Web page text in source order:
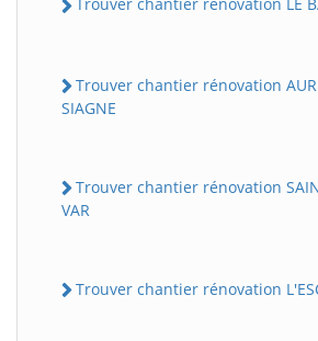
Trouver chantier rénovation
SIAGNE
Trouver chantier rénovation
VAR
Trouver chantier rénovation